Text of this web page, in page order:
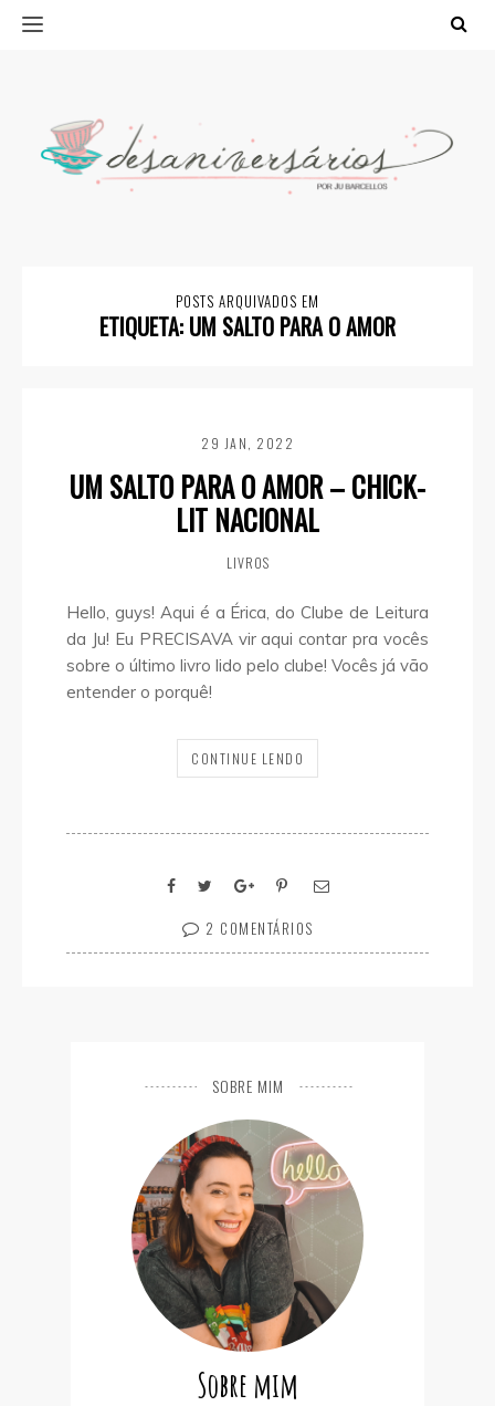
POSTS ARQUIVADOS EM
ETIQUETA: UM SALTO PARA O AMOR
29 JAN, 2022
UM SALTO PARA O AMOR – CHICK-
LIT NACIONAL
LIVROS
Hello, guys! Aqui é a Érica, do Clube de Leitura
da Ju! Eu PRECISAVA vir aqui contar pra vocês
sobre o último livro lido pelo clube! Vocês já vão
entender o porquê!
CONTINUE LENDO
2 COMENTÁRIOS
SOBRE MIM
Sobre mim